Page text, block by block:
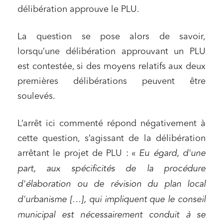
délibération approuve le PLU.
La question se pose alors de savoir,
lorsqu’une délibération approuvant un PLU
est contestée, si des moyens relatifs aux deux
premières délibérations peuvent être
soulevés.
L’arrêt ici commenté répond négativement à
cette question, s’agissant de la délibération
arrêtant le projet de PLU : « Eu égard, d'une
part, aux spécificités de la procédure
d'élaboration ou de révision du plan local
d'urbanisme […], qui impliquent que le conseil
municipal est nécessairement conduit à se